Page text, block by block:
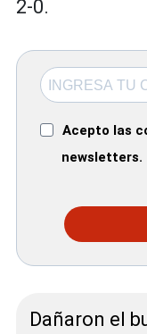
2-0.
Acepto las
newsletters.
Dañaron el